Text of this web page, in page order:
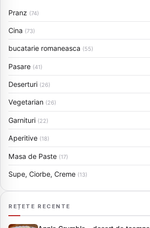
Pranz (74)
Cina (73)
bucatarie romaneasca (55)
Pasare (41)
Deserturi (26)
Vegetarian (26)
Garnituri (22)
Aperitive (18)
Masa de Paste (17)
Supe, Ciorbe, Creme (13)
REȚETE RECENTE